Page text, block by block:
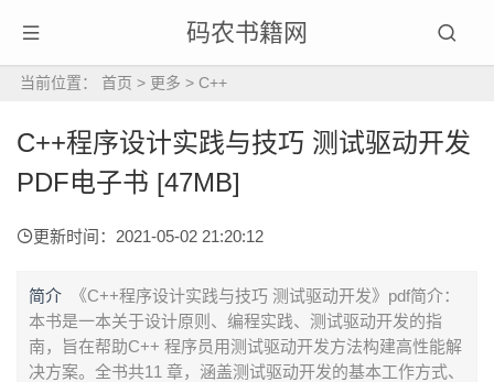
码农书籍网
当前位置： 首页 > 更多 > C++
C++程序设计实践与技巧 测试驱动开发
PDF电子书 [47MB]
更新时间：2021-05-02 21:20:12
简介
《C++程序设计实践与技巧 测试驱动开发》pdf简介：
本书是一本关于设计原则、编程实践、测试驱动开发的指
南，旨在帮助C++ 程序员用测试驱动开发方法构建高性能解
决方案。全书共11 章，涵盖测试驱动开发的基本工作方式、